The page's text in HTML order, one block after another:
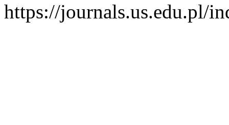
https://journals.us.edu.pl/